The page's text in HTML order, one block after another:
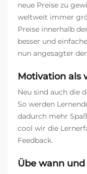
neue Preise zu
weltweit immer
Preise innerhalb
besser und
nun angesagter
Motivation als
Neu sind auch die
So werden
dadurch mehr
cool wir die
Feedback.
Übe wann